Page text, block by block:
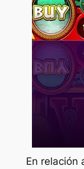
En relación